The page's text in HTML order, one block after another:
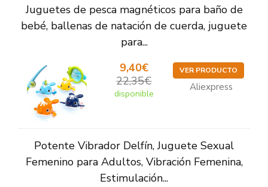
Juguetes de pesca magnéticos para baño de
bebé, ballenas de natación de cuerda, juguete
para...
9,40€
22,35€
disponible
VER PRODUCTO
Aliexpress
Potente Vibrador Delfín, Juguete Sexual
Femenino para Adultos, Vibración Femenina,
Estimulación...